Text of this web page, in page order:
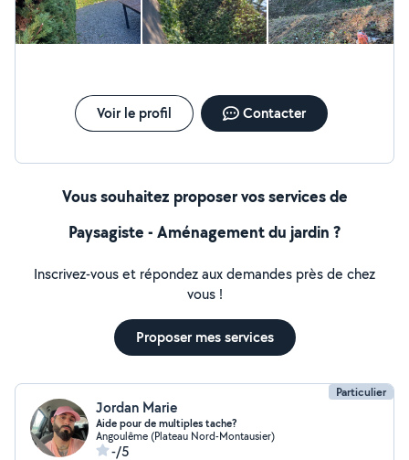
Voir le profil Contacter
Vous souhaitez proposer vos services de
Paysagiste - Aménagement du jardin ?
Inscrivez-vous et répondez aux demandes près de chez
vous !
Proposer mes services
Particulier
Jordan Marie
Aide pour de multiples tache?
Angoulême (Plateau Nord-Montausier)
-/5